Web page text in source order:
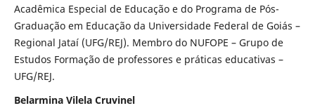
Acadêmica Especial de Educação e do Programa de Pós-
Graduação em Educação da Universidade Federal de Goiás –
Regional Jataí (UFG/REJ). Membro do NUFOPE – Grupo de
Estudos Formação de professores e práticas educativas –
UFG/REJ.
Belarmina Vilela Cruvinel